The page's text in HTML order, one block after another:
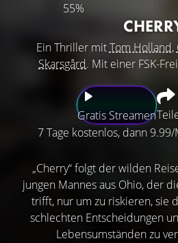
55%
Ein Thriller mitTom Holland,
Skarsgård. Mit einer FSK-
Gratis Streamen
7 Tage kostenlos, dann
„Cherry“ folgt der wilden
jungen Mannes aus Ohio, der
trifft, nur um zu riskieren, sie
schlechten Entscheidungen
Lebensumständen zu